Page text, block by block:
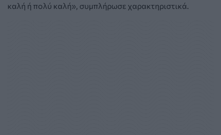
καλή ή πολύ καλή», συμπλήρωσε χαρακτηριστικά.